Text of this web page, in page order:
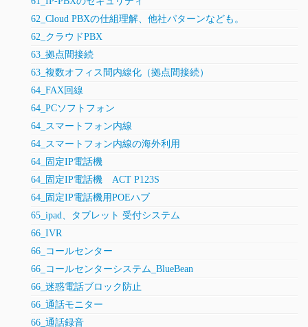
62_Cloud PBXの仕組理解、他社パターンなども。
62_クラウドPBX
63_拠点間接続
63_複数オフィス間内線化（拠点間接続）
64_FAX回線
64_PCソフトフォン
64_スマートフォン内線
64_スマートフォン内線の海外利用
64_固定IP電話機
64_固定IP電話機 ACT P123S
64_固定IP電話機用POEハブ
65_ipad、タブレット 受付システム
66_IVR
66_コールセンター
66_コールセンターシステム_BlueBean
66_迷惑電話ブロック防止
66_通話モニター
66_通話録音